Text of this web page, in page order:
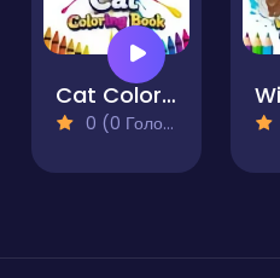
Cat Coloring Book
0 (0 Голосів)